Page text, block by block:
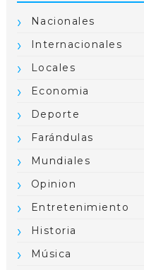
Nacionales
Internacionales
Locales
Economia
Deporte
Farándulas
Mundiales
Opinion
Entretenimiento
Historia
Música